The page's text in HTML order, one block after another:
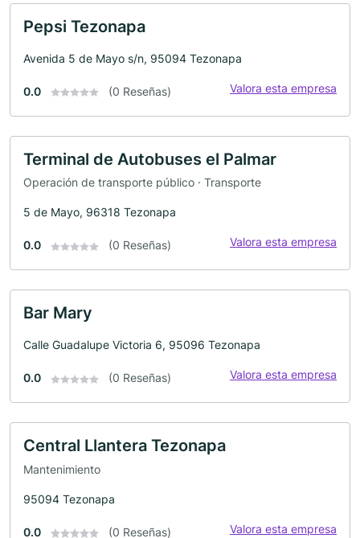
Pepsi Tezonapa
Avenida 5 de Mayo s/n, 95094 Tezonapa
0.0 (0 Reseñas) Valora esta empresa
Terminal de Autobuses el Palmar
Operación de transporte público · Transporte
5 de Mayo, 96318 Tezonapa
0.0 (0 Reseñas) Valora esta empresa
Bar Mary
Calle Guadalupe Victoria 6, 95096 Tezonapa
0.0 (0 Reseñas) Valora esta empresa
Central Llantera Tezonapa
Mantenimiento
95094 Tezonapa
0.0 (0 Reseñas) Valora esta empresa